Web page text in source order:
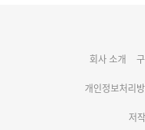
명동 미디어큐브 &
회사 소개
개인정보처리
저